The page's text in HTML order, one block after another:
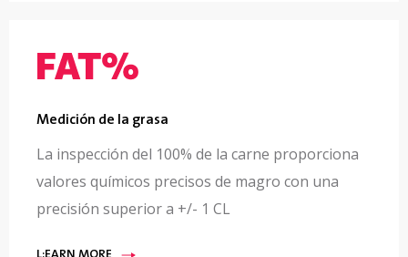
Medición de la grasa
La inspección del 100% de la carne proporciona
valores químicos precisos de magro con una
precisión superior a +/- 1 CL